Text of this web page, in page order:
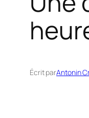
Écrit parAntonin